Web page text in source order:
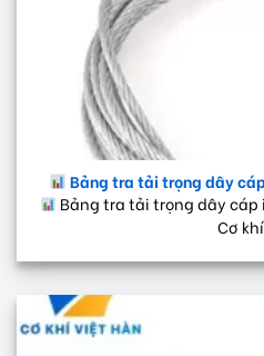
Bảng tra tải trọng dây
Bảng tra tải trọng dây cáp
Cơ